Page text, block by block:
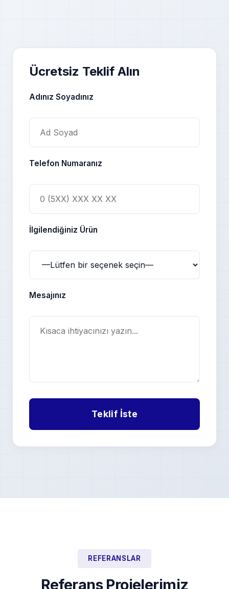
Ücretsiz Teklif Alın
Adınız Soyadınız
Telefon Numaranız
İlgilendiğiniz Ürün
Mesajınız
REFERANSLAR
Referans Projelerimiz